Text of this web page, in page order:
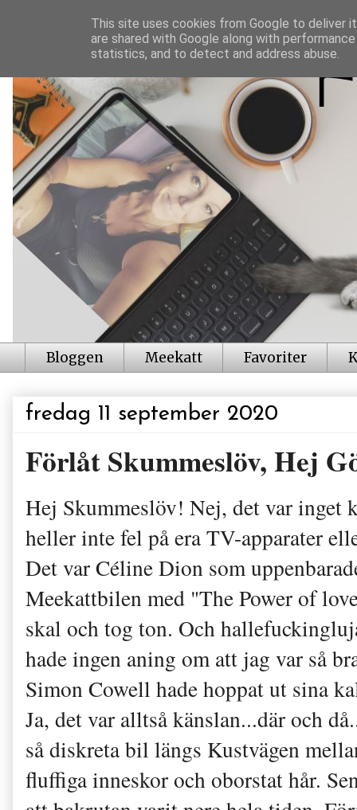
Bloggen Meekatt Favoriter
fredag 11 september 2020
Förlåt Skummeslöv, Hej
Hej Skummeslöv! Nej, det var inget
heller inte fel på era TV-apparater
Det var Céline Dion som
Meekattbilen med "The Power of
skal och tog ton. Och
hade ingen aning om att jag var så
Simon Cowell hade hoppat ut sina
Ja, det var alltså känslan...där och
så diskreta bil längs Kustvägen
fluffiga inneskor och oborstat hår.
This site uses cookies from Google to deliver
are shared with Google along with
statistics, and to detect and address abuse.